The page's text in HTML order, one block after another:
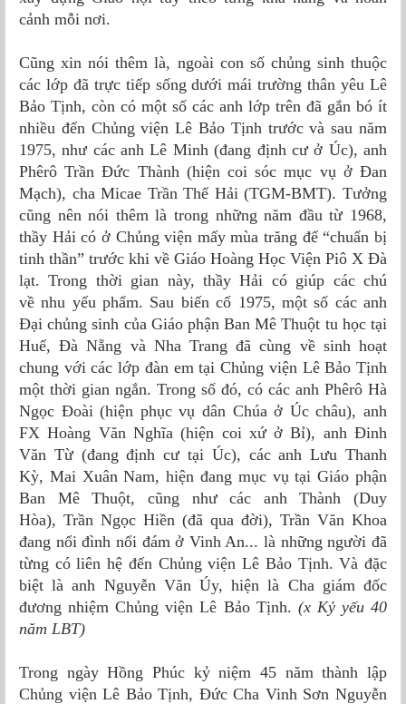
cảnh mỗi nơi.
Cũng xin nói thêm là, ngoài con số chủng sinh thuộc
các lớp đã trực tiếp sống dưới mái trường thân yêu Lê
Bảo Tịnh, còn có một số các anh lớp trên đã gắn bó ít
nhiều đến Chủng viện Lê Bảo Tịnh trước và sau năm
1975, như các anh Lê Minh (đang định cư ở Úc), anh
Phêrô Trần Ðức Thành (hiện coi sóc mục vụ ở Ðan
Mạch), cha Micae Trần Thế Hải (TGM-BMT). Tưởng
cũng nên nói thêm là trong những năm đầu từ 1968,
thầy Hải có ở Chủng viện mấy mùa trăng để “chuẩn bị
tinh thần” trước khi về Giáo Hoàng Học Viện Piô X Ðà
lạt. Trong thời gian này, thầy Hải có giúp các chú
về nhu yếu phẩm. Sau biến cố 1975, một số các anh
Ðại chủng sinh của Giáo phận Ban Mê Thuột tu học tại
Huế, Ðà Nẵng và Nha Trang đã cùng về sinh hoạt
chung với các lớp đàn em tại Chủng viện Lê Bảo Tịnh
một thời gian ngắn. Trong số đó, có các anh Phêrô Hà
Ngọc Ðoài (hiện phục vụ dân Chúa ở Úc châu), anh
FX Hoàng Văn Nghĩa (hiện coi xứ ở Bỉ), anh Ðinh
Văn Từ (đang định cư tại Úc), các anh Lưu Thanh
Kỳ, Mai Xuân Nam, hiện đang mục vụ tại Giáo phận
Ban Mê Thuột, cũng như các anh Thành (Duy
Hòa), Trần Ngọc Hiền (đã qua đời), Trần Văn Khoa
đang nổi đình nổi đám ở Vinh An... là những người đã
từng có liên hệ đến Chủng viện Lê Bảo Tịnh. Và đặc
biệt là anh Nguyễn Văn Úy, hiện là Cha giám đốc
đương nhiệm Chủng viện Lê Bảo Tịnh. (x Kỷ yếu 40
năm LBT)
Trong ngày Hồng Phúc kỷ niệm 45 năm thành lập
Chủng viện Lê Bảo Tịnh, Đức Cha Vinh Sơn Nguyễn